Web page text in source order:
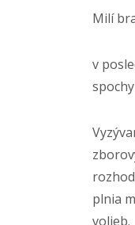
Milí
v
plnia
volieb.